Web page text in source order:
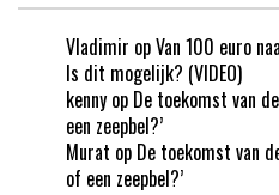
Vladimir opVan 100 euro
Is dit mogelijk? (VIDEO)
kenny op De toekomst van
een zeepbel?’
Murat op De toekomst van
of een zeepbel?’